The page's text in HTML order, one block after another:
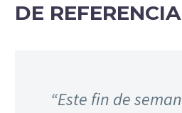
DE REFERENCIA
“Este fin de